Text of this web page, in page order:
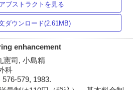
アブストラクトを見る
ダウンロード(2.61MB)
enhancement
憲司, 小島精
科
576-579, 1983.